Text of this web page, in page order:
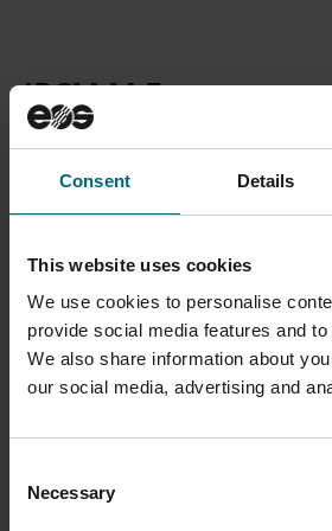
Consent Details
This website uses cookies
We use cookies to personalise
provide social media features and
We also share information about
our social media, advertising and
Selection
Necessary
IPCM M Extra
Artikelnummer:1216-0006
Beschreibung
Metallsystemen